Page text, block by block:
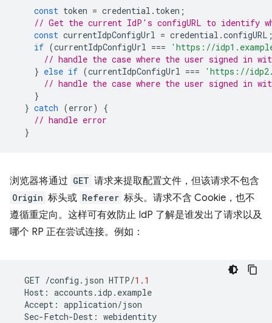
const token = credential . token ;
// Get the current IdP's configURL to identify
const currentIdpConfigUrl = credential .configURL
if (currentIdpConfigUrl ===
'https://
// handle the case where the user signed in
} else if (currentIdpConfigUrl ===
'https://
// handle the case where the user signed in
}
} catch (error)
{
// handle error
}
浏览器将通过 GET 请求来提取配置文件，但该请求不包含
Origin 标头或 Referer 标头。请求不含 Cookie，也不
遵循重定向。这样可有效防止 IdP 了解是谁发出了请求以及
哪个 RP 正在尝试连接。例如：
GET /config . json HTTP/1.1
Host : accounts . idp . example
Accept : application/json
Sec-Fetch-Dest : webidentity